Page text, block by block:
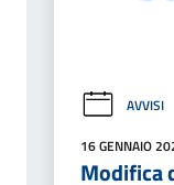
AVVISI
16 GENNAIO
Modifica